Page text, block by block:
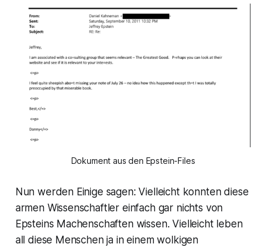
Dokument aus den Epstein-Files
Nun werden Einige sagen: Vielleicht konnten diese
armen Wissenschaftler einfach gar nichts von
Epsteins Machenschaften wissen. Vielleicht leben
all diese Menschen ja in einem wolkigen